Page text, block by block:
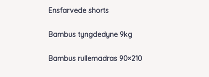
Ensfarvede shorts
Bambus tyngdedyne 9kg
Bambus rullemadras 90×210